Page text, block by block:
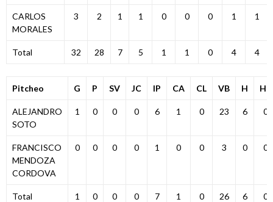
CARLOS
MORALES
3 2 1 1 0 0 0 1 1
Total 32 28 7 5 1 1 0 4 4
Pitcheo G P SV JC IP CA CL VB H HR
ALEJANDRO
SOTO
1 0 0 0 6 1 0 23 6 0
FRANCISCO
MENDOZA
CORDOVA
0 0 0 0 1 0 0 3 0 0
Total 1 0 0 0 7 1 0 26 6 0